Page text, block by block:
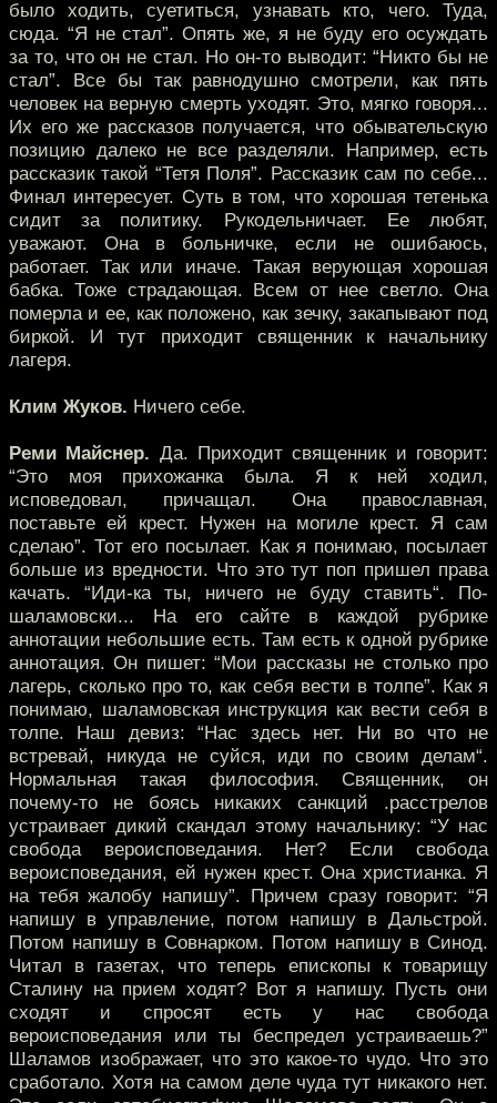
было ходить, суетиться, узнавать кто, чего. Туда,
сюда. “Я не стал”. Опять же, я не буду его осуждать
за то, что он не стал. Но он-то выводит: “Никто бы не
стал”. Все бы так равнодушно смотрели, как пять
человек на верную смерть уходят. Это, мягко говоря...
Их его же рассказов получается, что обывательскую
позицию далеко не все разделяли. Например, есть
рассказик такой “Тетя Поля”. Рассказик сам по себе...
Финал интересует. Суть в том, что хорошая тетенька
сидит за политику. Рукодельничает. Ее любят,
уважают. Она в больничке, если не ошибаюсь,
работает. Так или иначе. Такая верующая хорошая
бабка. Тоже страдающая. Всем от нее светло. Она
померла и ее, как положено, как зечку, закапывают под
биркой. И тут приходит священник к начальнику
лагеря.
Клим Жуков. Ничего себе.
Реми Майснер. Да. Приходит священник и говорит:
“Это моя прихожанка была. Я к ней ходил,
исповедовал, причащал. Она православная,
поставьте ей крест. Нужен на могиле крест. Я сам
сделаю”. Тот его посылает. Как я понимаю, посылает
больше из вредности. Что это тут поп пришел права
качать. “Иди-ка ты, ничего не буду ставить“. По-
шаламовски... На его сайте в каждой рубрике
аннотации небольшие есть. Там есть к одной рубрике
аннотация. Он пишет: “Мои рассказы не столько про
лагерь, сколько про то, как себя вести в толпе”. Как я
понимаю, шаламовская инструкция как вести себя в
толпе. Наш девиз: “Нас здесь нет. Ни во что не
встревай, никуда не суйся, иди по своим делам“.
Нормальная такая философия. Священник, он
почему-то не боясь никаких санкций .расстрелов
устраивает дикий скандал этому начальнику: “У нас
свобода вероисповедания. Нет? Если свобода
вероисповедания, ей нужен крест. Она христианка. Я
на тебя жалобу напишу”. Причем сразу говорит: “Я
напишу в управление, потом напишу в Дальстрой.
Потом напишу в Совнарком. Потом напишу в Синод.
Читал в газетах, что теперь епископы к товарищу
Сталину на прием ходят? Вот я напишу. Пусть они
сходят и спросят есть у нас свобода
вероисповедания или ты беспредел устраиваешь?”
Шаламов изображает, что это какое-то чудо. Что это
сработало. Хотя на самом деле чуда тут никакого нет.